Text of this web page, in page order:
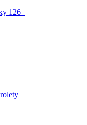
126+